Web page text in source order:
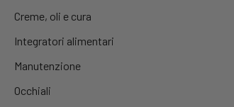
Creme, oli e cura
Integratori alimentari
Manutenzione
Occhiali